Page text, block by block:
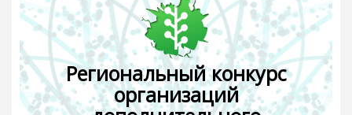
Региональный конкурс
организаций